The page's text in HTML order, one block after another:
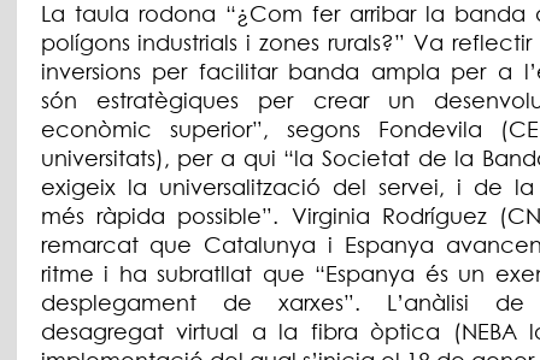
La taula rodona “¿Com fer arribar la banda
polígons industrials i zones rurals?” Va reflectir
inversions per facilitar banda ampla per a
són estratègiques per crear un
econòmic superior”, segons Fondevila
universitats), per a qui “la Societat de la
exigeix ​​la universalització del servei, i de
més ràpida possible”. Virginia Rodríguez
remarcat que Catalunya i Espanya
ritme i ha subratllat que “Espanya és un
desplegament de xarxes”. L’anàlisi de
desagregat virtual a la fibra òptica (NEBA